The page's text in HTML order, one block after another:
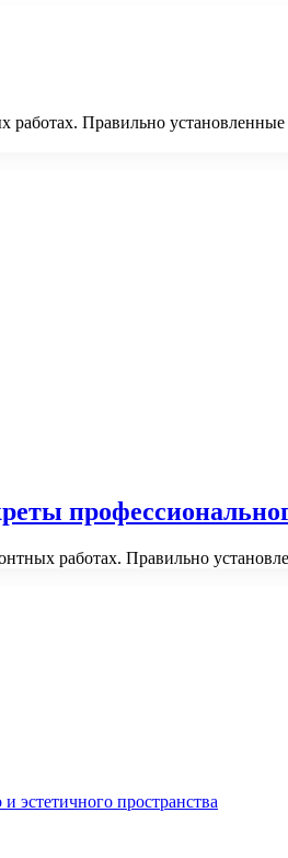
Правильно
работах. Правильно
эстетичного пространства